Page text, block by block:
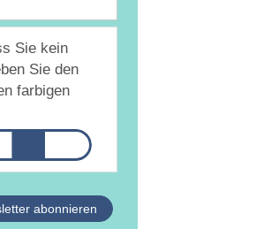
per E-Mail über
Sie kein
Sie den
farbigen
abonnieren